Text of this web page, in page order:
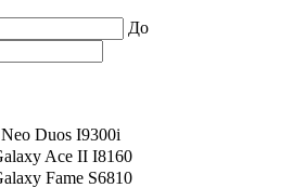
До
Duos I9300i
Ace II I8160
Fame S6810